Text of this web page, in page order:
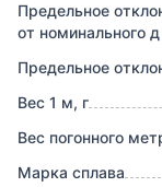
Предельное
от номинального д
Предельное
Вес 1 м, г
Вес погонного
Марка сплава